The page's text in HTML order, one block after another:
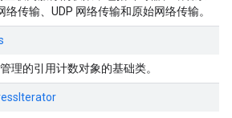
络传输、UDP 网络传输和原始网络传输。
理的引用计数对象的基础类。